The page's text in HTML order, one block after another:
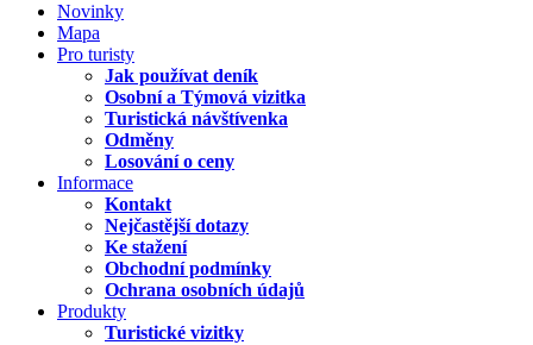
Novinky
Mapa
Pro turisty
Jak používat deník
Osobní a Týmová vizitka
Turistická návštívenka
Odměny
Losování o ceny
Informace
Kontakt
Nejčastější dotazy
Ke stažení
Obchodní podmínky
Ochrana osobních údajů
Produkty
Turistické vizitky